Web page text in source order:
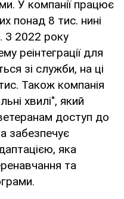
У компанії працює
понад 8 тис. нині
З 2022 року
реінтеграції для
зі служби, на ці
Також компанія
хвилі", який
доступ до
забезпечує
яка
та